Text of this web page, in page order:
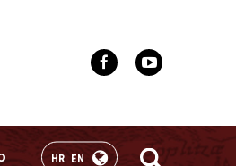
HR EN